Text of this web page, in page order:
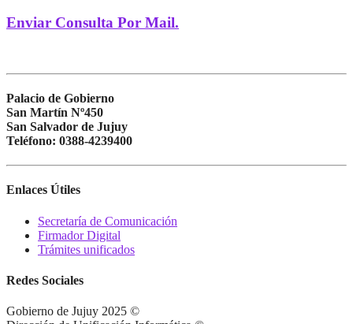
Enviar Consulta Por Mail.
Palacio de Gobierno
San Martín Nº450
San Salvador de Jujuy
Teléfono: 0388-4239400
Enlaces Útiles
Secretaría de Comunicación
Firmador Digital
Trámites unificados
Redes Sociales
Gobierno de Jujuy 2025 ©